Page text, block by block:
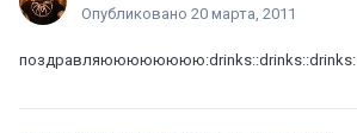
Опубликовано 20 марта, 2011
поздравляюююююююю:drinks::drinks::drinks: